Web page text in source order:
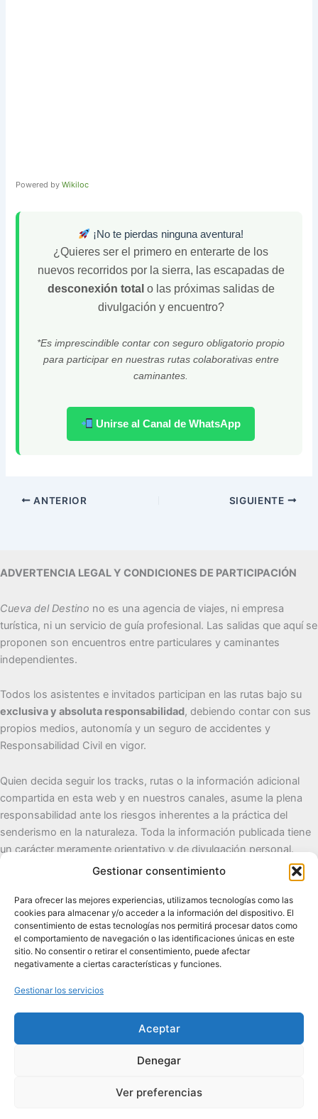
Gestionar consentimiento
Para ofrecer las mejores experiencias, utilizamos tecnologías como las
cookies para almacenar y/o acceder a la información del dispositivo. El
consentimiento de estas tecnologías nos permitirá procesar datos como
el comportamiento de navegación o las identificaciones únicas en este
sitio. No consentir o retirar el consentimiento, puede afectar
negativamente a ciertas características y funciones.
Gestionar los servicios
Aceptar
Denegar
Ver preferencias
Powered byWikiloc
¡No te pierdas ninguna aventura!
¿Quieres ser el primero en enterarte de los
nuevos recorridos por la sierra, las escapadas de
desconexión total o las próximas salidas de
divulgación y encuentro?
*Es imprescindible contar con seguro obligatorio propio
para participar en nuestras rutas colaborativas entre
caminantes.
Unirse al Canal de WhatsApp
ANTERIOR SIGUIENTE
ADVERTENCIA LEGAL Y CONDICIONES DE PARTICIPACIÓN
Cueva del Destino no es una agencia de viajes, ni empresa
turística, ni un servicio de guía profesional. Las salidas que aquí se
proponen son encuentros entre particulares y caminantes
independientes.
Todos los asistentes e invitados participan en las rutas bajo su
exclusiva y absoluta responsabilidad, debiendo contar con sus
propios medios, autonomía y un seguro de accidentes y
Responsabilidad Civil en vigor.
Quien decida seguir los tracks, rutas o la información adicional
compartida en esta web y en nuestros canales, asume la plena
responsabilidad ante los riesgos inherentes a la práctica del
senderismo en la naturaleza. Toda la información publicada tiene
un carácter meramente orientativo y de divulgación personal.
Senderismo de autor, naturaleza y pueblos con alma.
Contacto:cuevadeldestino@gmail.com |
+34 722 32 62
1.200 en Instagram
Todos los derechos © 2026 Cueva del Destino | Funciona gracias